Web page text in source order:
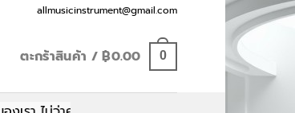
allmusicinstrument@gmail.com
ตะกร้าสินค้า /฿0.00 0